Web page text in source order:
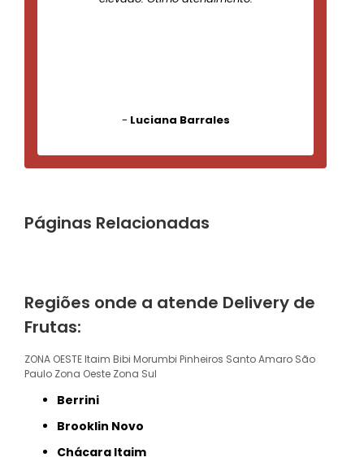
- Luciana Barrales
Páginas Relacionadas
Regiões onde a atende Delivery de
Frutas:
ZONA OESTE Itaim Bibi Morumbi Pinheiros Santo Amaro São
Paulo Zona Oeste Zona Sul
Berrini
Brooklin Novo
Chácara Itaim